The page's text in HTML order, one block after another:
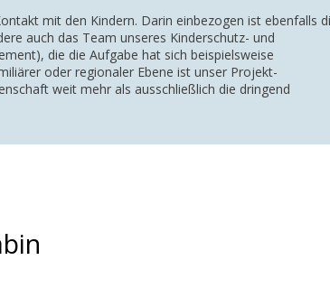
mit den Kindern. Darin einbezogen ist ebenfalls
auch das Team unseres Kinderschutz- und
die die Aufgabe hat sich beispielsweise
oder regionaler Ebene ist unser Projekt-
weit mehr als ausschließlich die dringend